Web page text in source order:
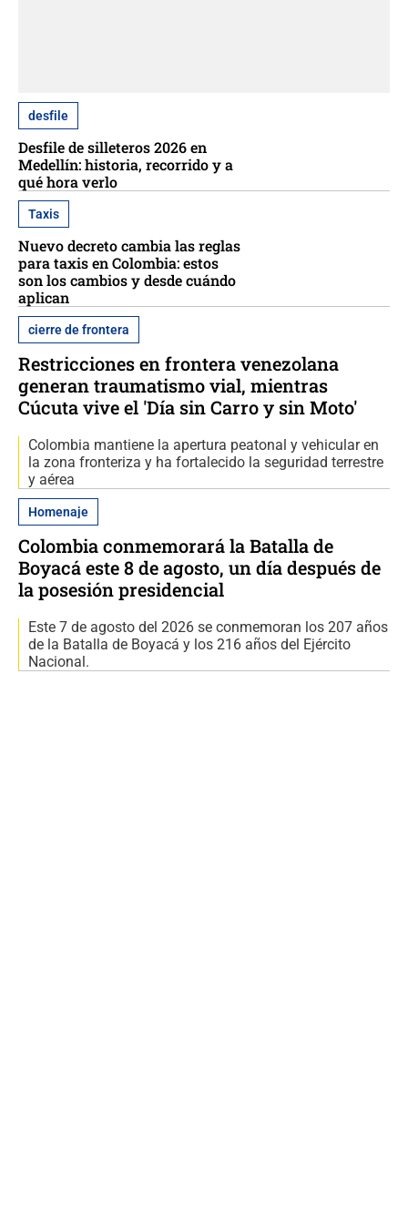
desfile
Desfile de silleteros 2026 en
Medellín: historia, recorrido y a
qué hora verlo
Taxis
Nuevo decreto cambia las reglas
para taxis en Colombia: estos
son los cambios y desde cuándo
aplican
cierre de frontera
Restricciones en frontera venezolana
generan traumatismo vial, mientras
Cúcuta vive el 'Día sin Carro y sin Moto'
Colombia mantiene la apertura peatonal y vehicular en
la zona fronteriza y ha fortalecido la seguridad terrestre
y aérea
Homenaje
Colombia conmemorará la Batalla de
Boyacá este 8 de agosto, un día después de
la posesión presidencial
Este 7 de agosto del 2026 se conmemoran los 207 años
de la Batalla de Boyacá y los 216 años del Ejército
Nacional.